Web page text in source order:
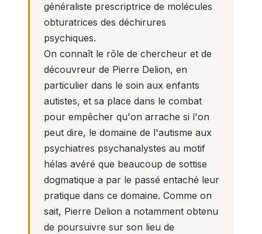
généraliste prescriptrice de molécules
obturatrices des déchirures
psychiques.
On connaît le rôle de chercheur et de
découvreur de Pierre Delion, en
particulier dans le soin aux enfants
autistes, et sa place dans le combat
pour empêcher qu'on arrache si l'on
peut dire, le domaine de l'autisme aux
psychiatres psychanalystes au motif
hélas avéré que beaucoup de sottise
dogmatique a par le passé entaché leur
pratique dans ce domaine. Comme on
sait, Pierre Delion a notamment obtenu
de poursuivre sur son lieu de